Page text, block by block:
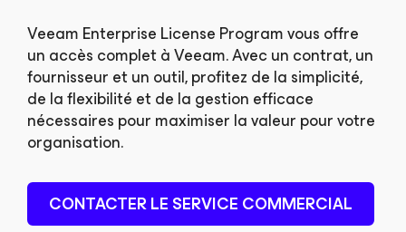
Veeam Enterprise License Program vous offre
un accès complet à Veeam. Avec un contrat, un
fournisseur et un outil, profitez de la simplicité,
de la flexibilité et de la gestion efficace
nécessaires pour maximiser la valeur pour votre
organisation.
CONTACTER LE SERVICE COMMERCIAL